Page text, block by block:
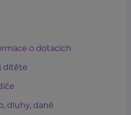
o dotacích
dítěte
dluhy, daně